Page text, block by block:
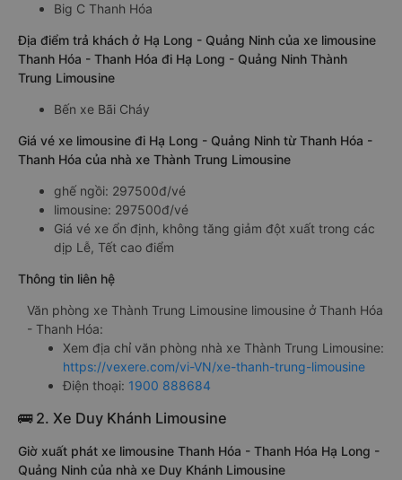
Big C Thanh Hóa
Địa điểm trả khách ở Hạ Long - Quảng Ninh của xe limousine
Thanh Hóa - Thanh Hóa đi Hạ Long - Quảng Ninh Thành
Trung Limousine
Bến xe Bãi Cháy
Giá vé xe limousine đi Hạ Long - Quảng Ninh từ Thanh Hóa -
Thanh Hóa của nhà xe Thành Trung Limousine
ghế ngồi: 297500đ/vé
limousine: 297500đ/vé
Giá vé xe ổn định, không tăng giảm đột xuất trong các
dịp Lễ, Tết cao điểm
Thông tin liên hệ
Văn phòng xe Thành Trung Limousine limousine ở Thanh Hóa
- Thanh Hóa:
Xem địa chỉ văn phòng nhà xe Thành Trung Limousine:
https://vexere.com/vi-VN/xe-thanh-trung-limousine
Điện thoại: 1900 888684
🚌 2. Xe Duy Khánh Limousine
Giờ xuất phát xe limousine Thanh Hóa - Thanh Hóa Hạ Long -
Quảng Ninh của nhà xe Duy Khánh Limousine